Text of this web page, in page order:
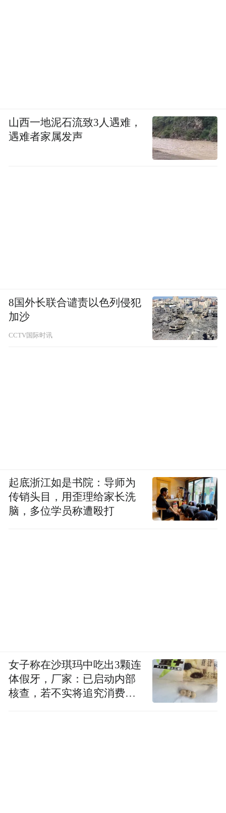
山西一地泥石流致3人遇难，
遇难者家属发声
8国外长联合谴责以色列侵犯
加沙
CCTV国际时讯
起底浙江如是书院：导师为
传销头目，用歪理给家长洗
脑，多位学员称遭殴打
女子称在沙琪玛中吃出3颗连
体假牙，厂家：已启动内部
核查，若不实将追究消费者